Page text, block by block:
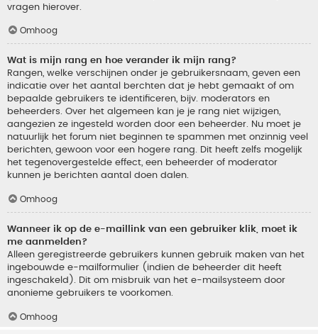
vragen hierover.
Omhoog
Wat is mijn rang en hoe verander ik mijn rang?
Rangen, welke verschijnen onder je gebruikersnaam, geven een
indicatie over het aantal berchten dat je hebt gemaakt of om
bepaalde gebruikers te identificeren, bijv. moderators en
beheerders. Over het algemeen kan je je rang niet wijzigen,
aangezien ze ingesteld worden door een beheerder. Nu moet je
natuurlijk het forum niet beginnen te spammen met onzinnig veel
berichten, gewoon voor een hogere rang. Dit heeft zelfs mogelijk
het tegenovergestelde effect, een beheerder of moderator
kunnen je berichten aantal doen dalen.
Omhoog
Wanneer ik op de e-maillink van een gebruiker klik, moet ik
me aanmelden?
Alleen geregistreerde gebruikers kunnen gebruik maken van het
ingebouwde e-mailformulier (indien de beheerder dit heeft
ingeschakeld). Dit om misbruik van het e-mailsysteem door
anonieme gebruikers te voorkomen.
Omhoog